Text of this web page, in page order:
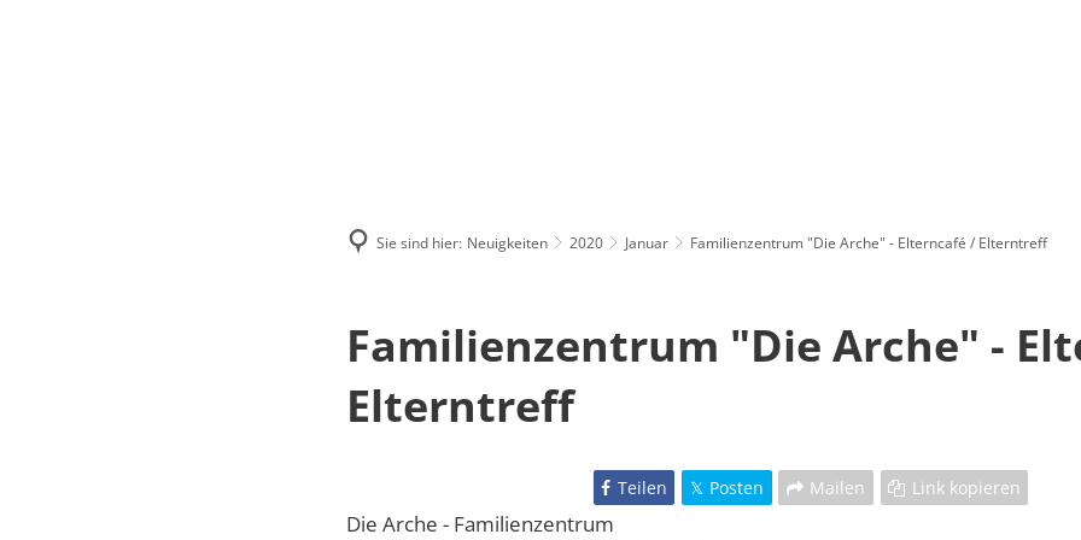
Sie sind hier: Neuigkeiten 2020 Januar Familienzentrum "Die Arche" - Elterncafé / Elterntreff
Familienzentrum "Die Arche" -
Elterntreff
Teilen Posten Mailen Link kopieren
Die Arche - Familienzentrum